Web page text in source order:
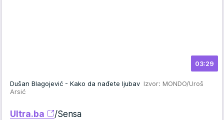
03:29
Dušan Blagojević - Kako da nađete ljubav Izvor: MONDO/Uroš
Arsić
Ultra.ba /Sensa